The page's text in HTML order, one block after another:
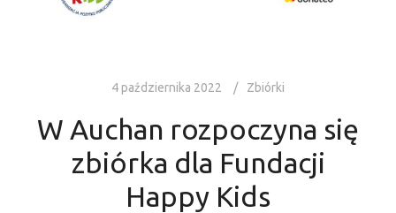
4 października 2022 Zbiórki
W Auchan rozpoczyna się
zbiórka dla Fundacji
Happy Kids